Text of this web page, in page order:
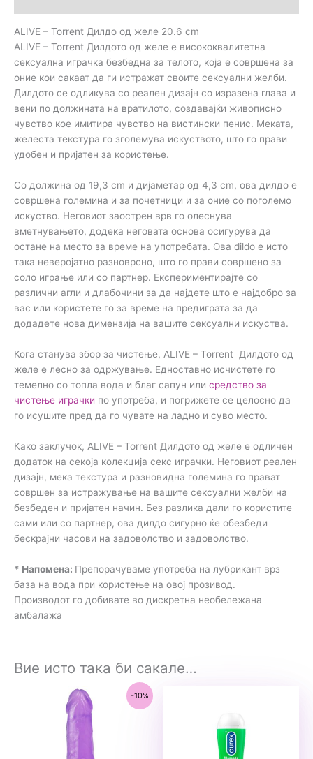
ALIVE – Torrent Дилдо од желе 20.6 cm
ALIVE – Torrent Дилдото од желе е висококвалитетна
сексуална играчка безбедна за телото, која е совршена за
оние кои сакаат да ги истражат своите сексуални желби.
Дилдото се одликува со реален дизајн со изразена глава и
вени по должината на вратилото, создавајќи живописно
чувство кое имитира чувство на вистински пенис. Меката,
желеста текстура го зголемува искуството, што го прави
удобен и пријатен за користење.
Со должина од 19,3 cm и дијаметар од 4,3 cm, ова дилдо е
совршена големина и за почетници и за оние со поголемо
искуство. Неговиот заострен врв го олеснува
вметнувањето, додека неговата основа осигурува да
остане на место за време на употребата. Ова dildo е исто
така неверојатно разноврсно, што го прави совршено за
соло играње или со партнер. Експериментирајте со
различни агли и длабочини за да најдете што е најдобро за
вас или користете го за време на предиграта за да
додадете нова димензија на вашите сексуални искуства.
Кога станува збор за чистење, ALIVE – Torrent Дилдото од
желе е лесно за одржување. Едноставно исчистете го
темелно со топла вода и благ сапун или средство за
чистење играчки по употреба, и погрижете се целосно да
го исушите пред да го чувате на ладно и суво место.
Како заклучок, ALIVE – Torrent Дилдото од желе е одличен
додаток на секоја колекција секс играчки. Неговиот реален
дизајн, мека текстура и разновидна големина го прават
совршен за истражување на вашите сексуални желби на
безбеден и пријатен начин. Без разлика дали го користите
сами или со партнер, ова дилдо сигурно ќе обезбеди
бескрајни часови на задоволство и задоволство.
* Напомена: Препорачуваме употреба на лубрикант врз
база на вода при користење на овој прозивод.
Производот го добивате во дискретна необележана
амбалажа
Вие исто така би сакале…
-10%